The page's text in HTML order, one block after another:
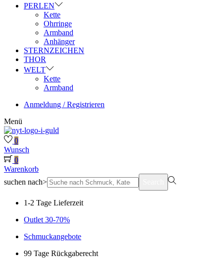
PERLEN
Kette
Ohrringe
Armband
Anhänger
STERNZEICHEN
THOR
WELT
Kette
Armband
Anmeldung / Registrieren
Menü
0
Wunsch
0
Warenkorb
suchen nach>
1-2 Tage Lieferzeit
Outlet 30-70%
Schmuckangebote
99 Tage Rückgaberecht